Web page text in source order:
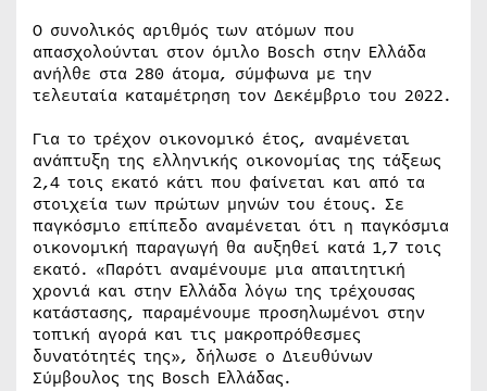
Ο συνολικός αριθμός των ατόμων που
απασχολούνται στον όμιλο Bosch στην Ελλάδα
ανήλθε στα 280 άτομα, σύμφωνα με την
τελευταία καταμέτρηση τον Δεκέμβριο του 2022.
Για το τρέχον οικονομικό έτος, αναμένεται
ανάπτυξη της ελληνικής οικονομίας της τάξεως
2,4 τοις εκατό κάτι που φαίνεται και από τα
στοιχεία των πρώτων μηνών του έτους. Σε
παγκόσμιο επίπεδο αναμένεται ότι η παγκόσμια
οικονομική παραγωγή θα αυξηθεί κατά 1,7 τοις
εκατό. «Παρότι αναμένουμε μια απαιτητική
χρονιά και στην Ελλάδα λόγω της τρέχουσας
κατάστασης, παραμένουμε προσηλωμένοι στην
τοπική αγορά και τις μακροπρόθεσμες
δυνατότητές της», δήλωσε ο Διευθύνων
Σύμβουλος της Bosch Ελλάδας.